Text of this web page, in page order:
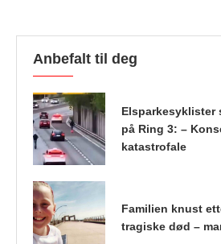
Anbefalt til deg
Elsparkesyklister
på Ring 3: –
katastrofale
Familien knust
tragiske død –